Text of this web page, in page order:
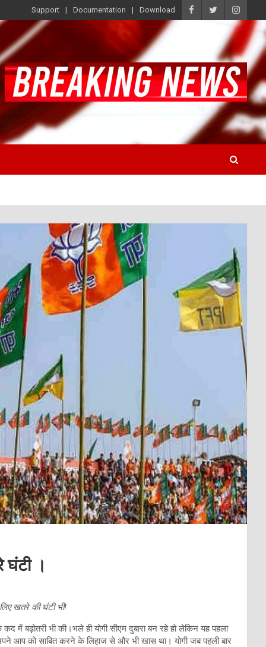
Support Documentation Download
घंटी ।
खतरे की घंटी भी!
में बढ़ोतरी भी की।भले ही योगी सीएम दुबारा बन रहे हो लेकिन यह पहला
आप को साबित करने के लिहाज से और भी खास था। योगी जब पहली बार